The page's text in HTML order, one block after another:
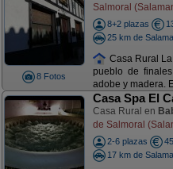
8 Fotos
Salmoral
8+2 plazas
25 km de
Casa Rural
pueblo de
adobe y madera.
Casa Spa El
Casa Rural en
de Salmoral
2-6 plazas
17 km de